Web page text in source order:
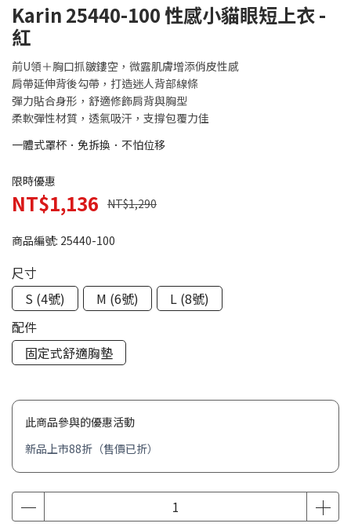
Karin 25440-100 性感小貓眼短上衣 -
紅
前U領＋胸口抓皺鏤空，微露肌膚增添俏皮性感
肩帶延伸背後勾帶，打造迷人背部線條
彈力貼合身形，舒適修飾肩背與胸型
柔軟彈性材質，透氣吸汗，支撐包覆力佳
一體式罩杯．免拆換．不怕位移
限時優惠
NT$1,136 NT$1,290
商品編號: 25440-100
尺寸
S (4號)
M (6號)
L (8號)
配件
固定式舒適胸墊
此商品參與的優惠活動
新品上市88折（售價已折）